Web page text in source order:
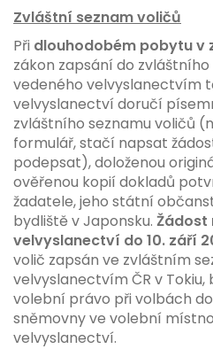
Zvláštní seznam voličů
Při dlouhodobém pobytu v
zákon zapsání do
vedeného velvyslanectvím
velvyslanectví doručí
zvláštního seznamu voličů
formulář, stačí napsat
podepsat), doloženou
ověřenou kopií dokladů
žadatele, jeho státní
bydliště v Japonsku. Žádost
velvyslanectví do 10. září
volič zapsán ve zvláštním
velvyslanectvím ČR v
volební právo při volbách
sněmovny ve volební
velvyslanectví.